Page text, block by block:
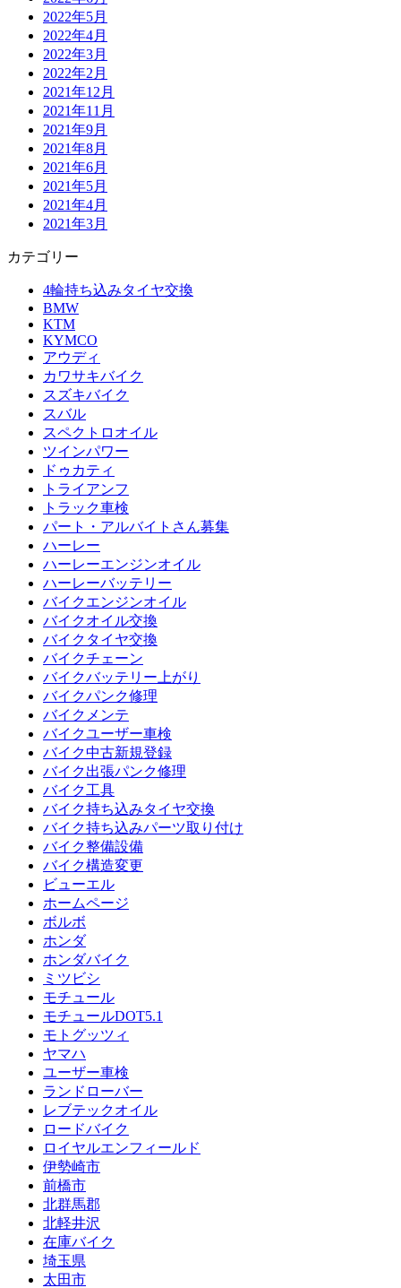
2022年5月
2022年4月
2022年3月
2022年2月
2021年12月
2021年11月
2021年9月
2021年8月
2021年6月
2021年5月
2021年4月
2021年3月
カテゴリー
4輪持ち込みタイヤ交換
BMW
KTM
KYMCO
アウディ
カワサキバイク
スズキバイク
スバル
スペクトロオイル
ツインパワー
ドゥカティ
トライアンフ
トラック車検
パート・アルバイトさん募集
ハーレー
ハーレーエンジンオイル
ハーレーバッテリー
バイクエンジンオイル
バイクオイル交換
バイクタイヤ交換
バイクチェーン
バイクバッテリー上がり
バイクパンク修理
バイクメンテ
バイクユーザー車検
バイク中古新規登録
バイク出張パンク修理
バイク工具
バイク持ち込みタイヤ交換
バイク持ち込みパーツ取り付け
バイク整備設備
バイク構造変更
ビューエル
ホームページ
ボルボ
ホンダ
ホンダバイク
ミツビシ
モチュール
モチュールDOT5.1
モトグッツィ
ヤマハ
ユーザー車検
ランドローバー
レブテックオイル
ロードバイク
ロイヤルエンフィールド
伊勢崎市
前橋市
北群馬郡
北軽井沢
在庫バイク
埼玉県
太田市